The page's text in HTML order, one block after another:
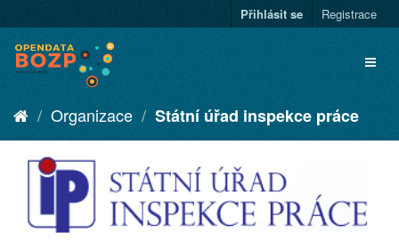
Přihlásit se Registrace
Organizace Státní úřad inspekce práce